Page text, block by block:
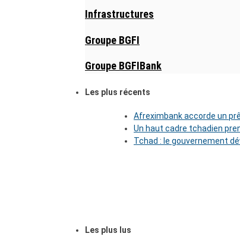
Infrastructures
Groupe BGFI
Groupe BGFIBank
Les plus récents
Afreximbank accorde un
Un haut cadre tchadien
Tchad : le gouvernement
Les plus lus